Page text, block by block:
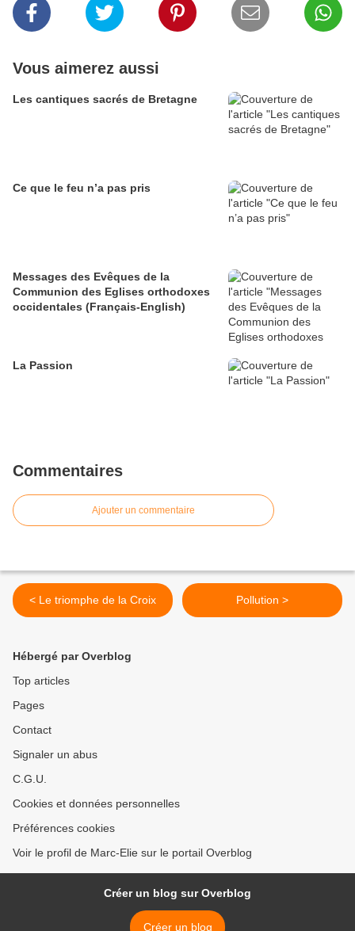
Vous aimerez aussi
Les cantiques sacrés de Bretagne
Ce que le feu n’a pas pris
Messages des Evêques de la
Communion des Eglises orthodoxes
occidentales (Français-English)
La Passion
Commentaires
Ajouter un commentaire
< Le triomphe de la Croix Pollution >
Hébergé par Overblog
Top articles
Pages
Contact
Signaler un abus
C.G.U.
Cookies et données personnelles
Préférences cookies
Voir le profil de Marc-Elie sur le portail Overblog
Créer un blog sur Overblog
Créer un blog